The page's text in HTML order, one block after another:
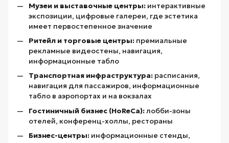
Музеи и выставочные центры: интерактивные
экспозиции, цифровые галереи, где эстетика
имеет первостепенное значение
Ритейл и торговые центры: премиальные
рекламные видеостены, навигация,
информационные табло
Транспортная инфраструктура: расписания,
навигация для пассажиров, информационные
табло в аэропортах и на вокзалах
Гостиничный бизнес (HoReCa):лобби-зоны
отелей, конференц-холлы, рестораны
Бизнес-центры: информационные стенды,